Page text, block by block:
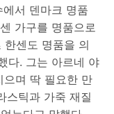
서 덴마크 명품
가구를 명품으로
한센도 명품을 의
다. 그는 아르네 야
으며 딱 필요한 만
스틱과 가죽 재질